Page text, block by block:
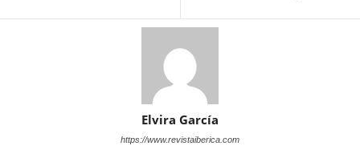
Elvira García
https://www.revistaiberica.com